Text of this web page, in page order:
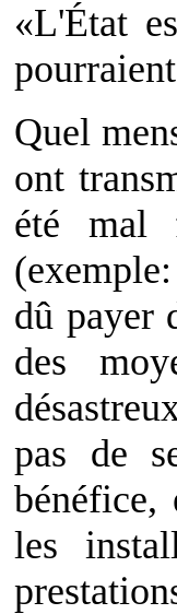
«L'État
Quel
ont
été mal
dû payer
des
pas de
les